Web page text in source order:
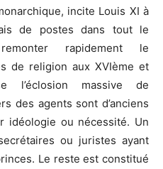
incite Louis XI à
de postes dans tout le
rapidement le
de religion aux XVIème et
l’éclosion massive de
des agents sont d’anciens
idéologie ou nécessité. Un
ou juristes ayant
Le reste est constitué